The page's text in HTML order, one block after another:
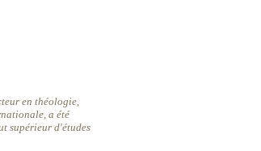
en théologie,
a été
supérieur d'études